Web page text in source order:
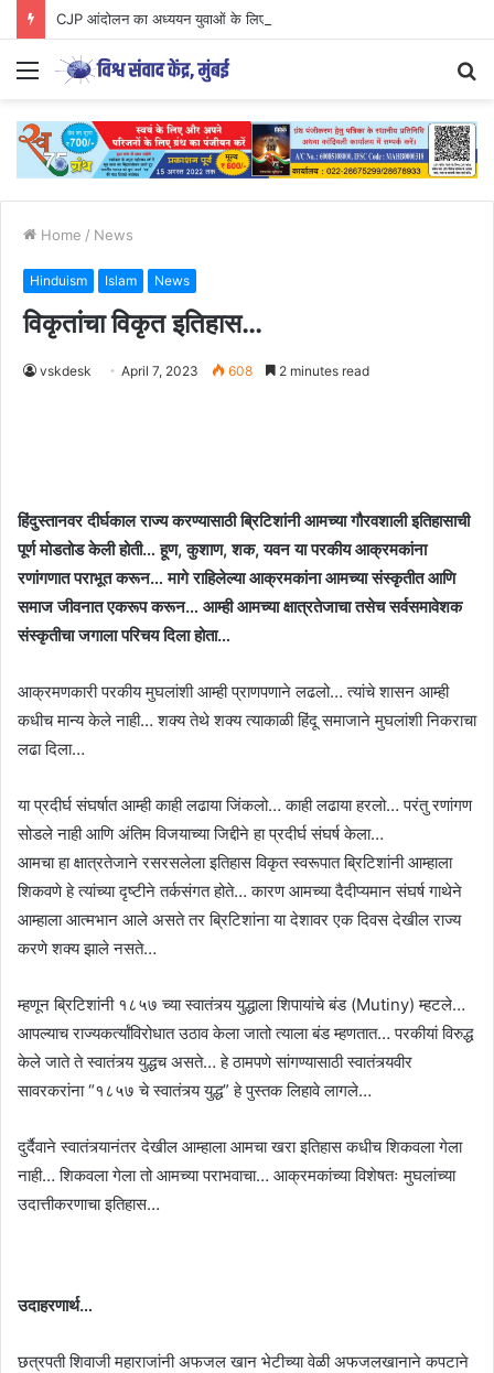
CJP आंदोलन का अध्ययन युवाओं के लिए आवश्यक..
Menu
Home / News
Hinduism Islam News
विकृतांचा विकृत इतिहास…
vskdesk April 7, 2023 608 2 minutes read
हिंदुस्तानवर दीर्घकाल राज्य करण्यासाठी ब्रिटिशांनी आमच्या गौरवशाली इतिहासाची
पूर्ण मोडतोड केली होती… हूण, कुशाण, शक, यवन या परकीय आक्रमकांना
रणांगणात पराभूत करून… मागे राहिलेल्या आक्रमकांना आमच्या संस्कृतीत आणि
समाज जीवनात एकरूप करून… आम्ही आमच्या क्षात्रतेजाचा तसेच सर्वसमावेशक
संस्कृतीचा जगाला परिचय दिला होता…
आक्रमणकारी परकीय मुघलांशी आम्ही प्राणपणाने लढलो… त्यांचे शासन आम्ही
कधीच मान्य केले नाही… शक्य तेथे शक्य त्याकाळी हिंदू समाजाने मुघलांशी निकराचा
लढा दिला…
या प्रदीर्घ संघर्षात आम्ही काही लढाया जिंकलो… काही लढाया हरलो… परंतु रणांगण
सोडले नाही आणि अंतिम विजयाच्या जिद्दीने हा प्रदीर्घ संघर्ष केला…
आमचा हा क्षात्रतेजाने रसरसलेला इतिहास विकृत स्वरूपात ब्रिटिशांनी आम्हाला
शिकवणे हे त्यांच्या दृष्टीने तर्कसंगत होते… कारण आमच्या दैदीप्यमान संघर्ष गाथेने
आम्हाला आत्मभान आले असते तर ब्रिटिशांना या देशावर एक दिवस देखील राज्य
करणे शक्य झाले नसते…
म्हणून ब्रिटिशांनी १८५७ च्या स्वातंत्र्य युद्धाला शिपायांचे बंड (Mutiny) म्हटले…
आपल्याच राज्यकर्त्यांविरोधात उठाव केला जातो त्याला बंड म्हणतात… परकीयां विरुद्ध
केले जाते ते स्वातंत्र्य युद्धच असते… हे ठामपणे सांगण्यासाठी स्वातंत्र्यवीर
सावरकरांना “१८५७ चे स्वातंत्र्य युद्ध” हे पुस्तक लिहावे लागले…
दुर्दैवाने स्वातंत्र्यानंतर देखील आम्हाला आमचा खरा इतिहास कधीच शिकवला गेला
नाही… शिकवला गेला तो आमच्या पराभवाचा… आक्रमकांच्या विशेषतः मुघलांच्या
उदात्तीकरणाचा इतिहास…
उदाहरणार्थ…
छत्रपती शिवाजी महाराजांनी अफजल खान भेटीच्या वेळी अफजलखानाने कपटाने